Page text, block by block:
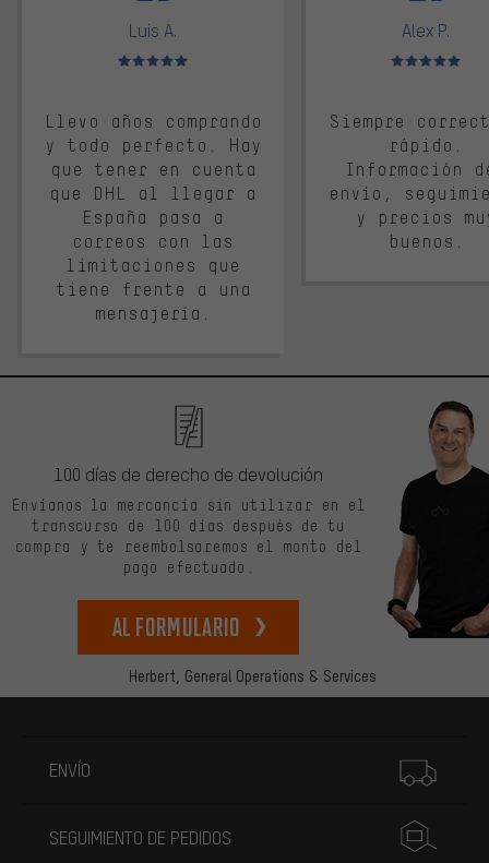
Luis A.
Valoración media: 5 de 5
Llevo años comprando
y todo perfecto. Hay
que tener en cuenta
que DHL al llegar a
España pasa a
correos con las
limitaciones que
tiene frente a una
mensajería.
Alex P.
Valoración
Siempre
rápido.
Información
envío,
y precios
buenos.
Herbert, General Operations & Services
100 días de derecho de devolución
Envíanos la mercancía sin utilizar en el
transcurso de 100 días después de tu
compra y te reembolsaremos el monto del
pago efectuado.
Al formulario
ENVÍO
SEGUIMIENTO DE PEDIDOS